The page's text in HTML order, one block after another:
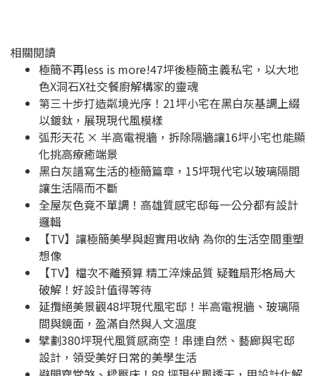
相關閱讀
極簡不再less is more!47坪後極簡主義私宅，以大地
色X洞石X社交餐廚解構家的靈魂
第三十步打造粼境光序！21坪小宅在黑白灰基調上綴
以鍍鈦，展現現代風模樣
弧形天花 × 半高電視牆，拆除隔牆讓16坪小宅也能顯
化挑高療癒端景
黑白灰譜寫生活的極簡篇章，15坪現代宅以玻璃隔間
讓生活隔而不斷
全屋灰色竟不單調！高雄質感宅邸每一公分都有設計
邏輯
【TV】讓極簡美學與超實用收納 為你的生活空間重塑
想像
【TV】檔次不離預算 精工淬煉品質 疑難扇形格局大
破解！好設計值得等待
延攬絕美景觀48坪現代風宅邸！半高電視牆、玻璃隔
間與鏡面，盈滿自然與人文溫度
擘劃380坪現代風質感商空！串連自然、藝廊與宅邸
設計，領受美好日常的美學生活